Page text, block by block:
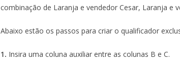
combinação de Laranja e vendedor Cesar, Laranja e
Abaixo estão os passos para criar o qualificador
1. Insira uma coluna auxiliar entre as colunas B e C.